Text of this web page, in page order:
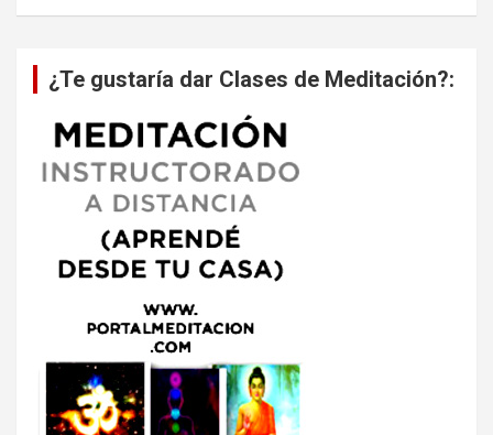
¿Te gustaría dar Clases de Meditación?: